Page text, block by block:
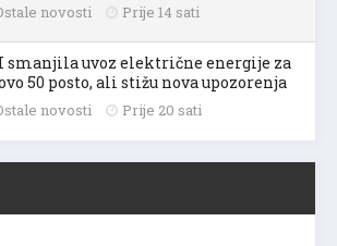
novosti Prije 14 sati
smanjila uvoz električne energije za
50 posto, ali stižu nova upozorenja
novosti Prije 20 sati